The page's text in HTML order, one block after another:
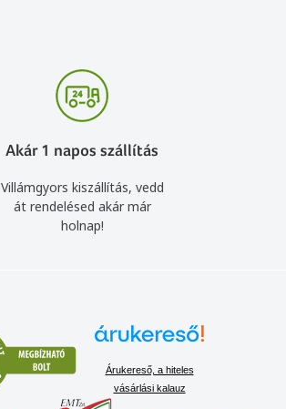
Akár 1 napos szállítás
Villámgyors kiszállítás, vedd
át rendelésed akár már
holnap!
Árukereső, a hiteles
vásárlási kalauz